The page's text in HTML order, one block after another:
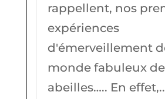
rappellent, nos
expériences
d'émerveillement
monde fabuleux
abeilles….. En